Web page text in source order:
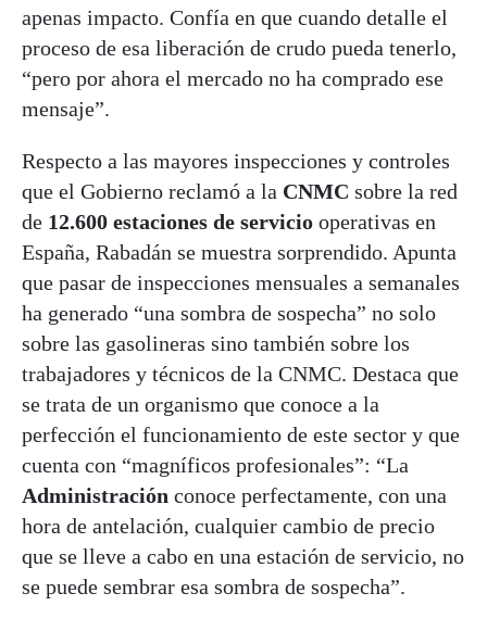
apenas impacto. Confía en que cuando detalle el
proceso de esa liberación de crudo pueda tenerlo,
“pero por ahora el mercado no ha comprado ese
mensaje”.
Respecto a las mayores inspecciones y controles
que el Gobierno reclamó a la CNMC sobre la red
de 12.600 estaciones de servicio operativas en
España, Rabadán se muestra sorprendido. Apunta
que pasar de inspecciones mensuales a semanales
ha generado “una sombra de sospecha” no solo
sobre las gasolineras sino también sobre los
trabajadores y técnicos de la CNMC. Destaca que
se trata de un organismo que conoce a la
perfección el funcionamiento de este sector y que
cuenta con “magníficos profesionales”: “La
Administración conoce perfectamente, con una
hora de antelación, cualquier cambio de precio
que se lleve a cabo en una estación de servicio, no
se puede sembrar esa sombra de sospecha”.